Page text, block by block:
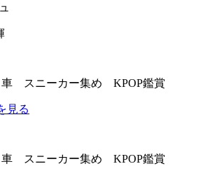
スニーカー集め KPOP鑑賞
見る
スニーカー集め KPOP鑑賞